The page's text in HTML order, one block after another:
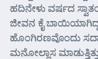
ಹದಿನೇಳು ವರ್ಷದ
ಜೀವನ ಕೈ
ಹೊಂಗಿರಣವೊಂದು
ಮನೋಲ್ಲಾಸ